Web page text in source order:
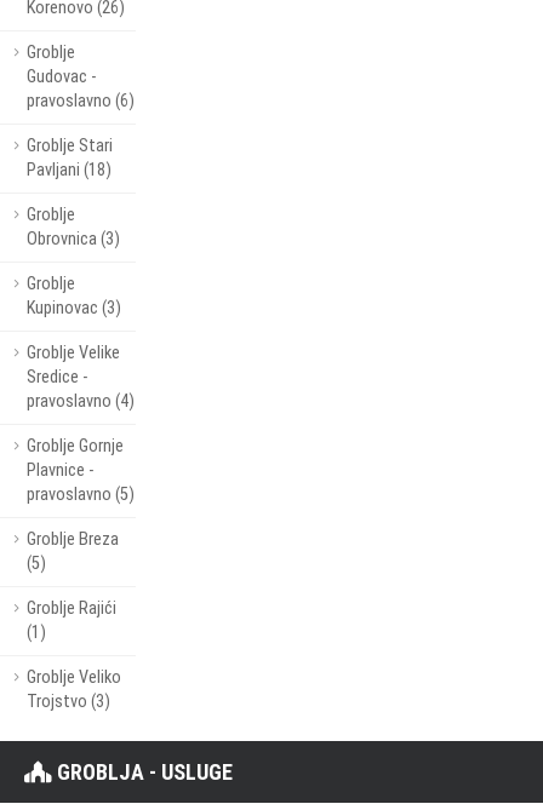
Korenovo (26)
Groblje
Gudovac -
pravoslavno (6)
Groblje Stari
Pavljani (18)
Groblje
Obrovnica (3)
Groblje
Kupinovac (3)
Groblje Velike
Sredice -
pravoslavno (4)
Groblje Gornje
Plavnice -
pravoslavno (5)
Groblje Breza
(5)
Groblje Rajići
(1)
Groblje Veliko
Trojstvo (3)
GROBLJA - USLUGE